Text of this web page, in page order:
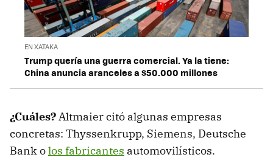
EN XATAKA
Trump quería una guerra comercial. Ya la tiene:
China anuncia aranceles a $50.000 millones
¿Cuáles?Altmaier citó algunas empresas
concretas: Thyssenkrupp, Siemens, Deutsche
Bank olos fabricantes automovilísticos.